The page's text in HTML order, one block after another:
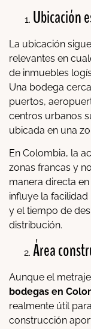
Ubicación
La ubicación
relevantes en
de inmuebles
Una bodega
puertos,
centros urbanos
ubicada en una
En Colombia, la
zonas francas y
manera directa
influye la
y el tiempo de
distribución.
Área
Aunque el
bodegas en
realmente útil
construcción